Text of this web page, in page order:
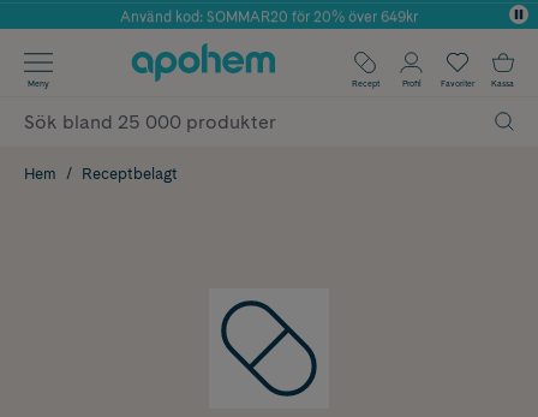
Årets Butik 2025 inom Skönhet
Använd kod: SOMMAR20 för 20% över 649kr
✓ Fri frakt
✓ Poäng på alla köp*
Meny Recept Profil Favoriter Kassa
Hem Receptbelagt